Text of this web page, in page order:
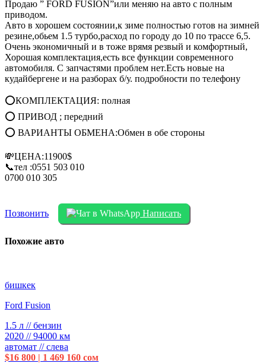
Продаю ” FORD FUSION”или меняю на авто с полным
приводом.
Авто в хорошем состоянии,к зиме полностью готов на зимней
резине,обьем 1.5 турбо,расход по городу до 10 по трассе 6,5.
Очень экономичный и в тоже врямя резвый и комфортный,
Хорошая комплектация,есть все функции современного
автомобиля. С запчастями проблем нет.Есть новые на
кудайбергене и на разборах б/у. подробности по телефону
⭕КОМПЛЕКТАЦИЯ: полная
⭕ ПРИВОД ; передний
⭕ ВАРИАНТЫ ОБМЕНА:Обмен в обе стороны
💸ЦЕНА:11900$
📞тел :0551 503 010
0700 010 305
Позвонить Написать
Похожие авто
бишкек
Ford Fusion
1.5 л // бензин
2020 // 94000 км
автомат // слева
$16 800 | 1 469 160 сом